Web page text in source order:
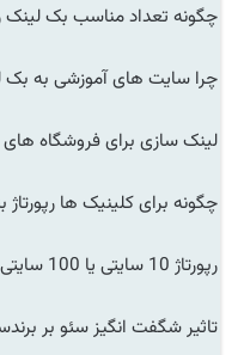
چگونه تعداد مناسب بک لینک
چرا سایت های آموزشی به بک
لینک سازی برای فروشگاه های
چگونه برای کلینیک ها رپورتاژ
رپورتاژ 10 سایتی یا 100 سایتی؟
تاثیر شگفت انگیز سئو بر